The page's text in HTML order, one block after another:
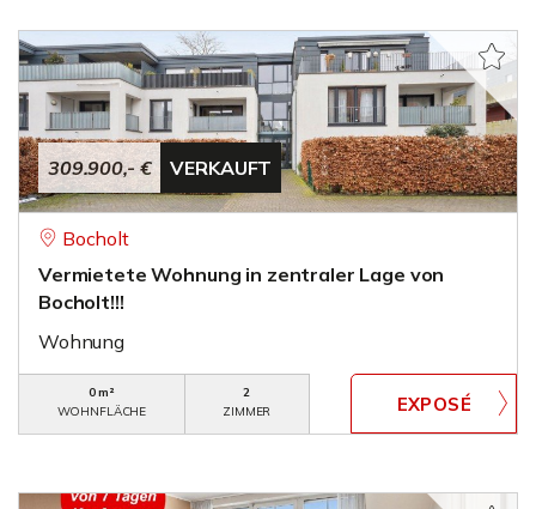
309.900,- € VERKAUFT
Bocholt
Vermietete Wohnung in zentraler Lage von
Bocholt!!!
Wohnung
0 m²
WOHNFLÄCHE
2
ZIMMER